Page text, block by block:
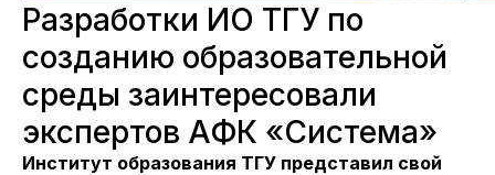
Разработки ИО ТГУ по
созданию образовательной
среды заинтересовали
экспертов АФК «Система»
Институт образования ТГУ представил свой